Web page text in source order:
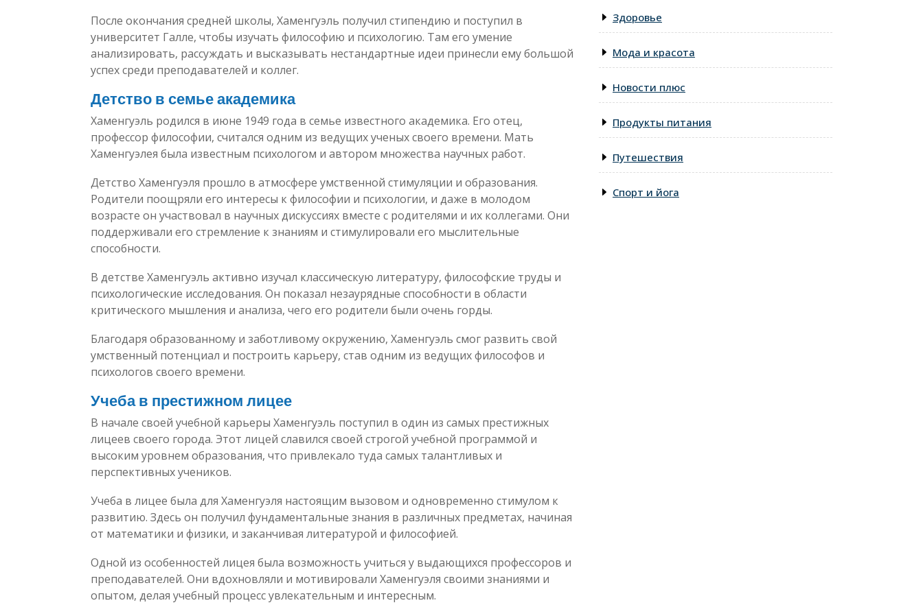
После окончания средней школы, Хаменгуэль получил стипендию и поступил в
университет Галле, чтобы изучать философию и психологию. Там его умение
анализировать, рассуждать и высказывать нестандартные идеи принесли ему большой
успех среди преподавателей и коллег.
Детство в семье академика
Хаменгуэль родился в июне 1949 года в семье известного академика. Его отец,
профессор философии, считался одним из ведущих ученых своего времени. Мать
Хаменгуэлея была известным психологом и автором множества научных работ.
Детство Хаменгуэля прошло в атмосфере умственной стимуляции и образования.
Родители поощряли его интересы к философии и психологии, и даже в молодом
возрасте он участвовал в научных дискуссиях вместе с родителями и их коллегами. Они
поддерживали его стремление к знаниям и стимулировали его мыслительные
способности.
В детстве Хаменгуэль активно изучал классическую литературу, философские труды и
психологические исследования. Он показал незаурядные способности в области
критического мышления и анализа, чего его родители были очень горды.
Благодаря образованному и заботливому окружению, Хаменгуэль смог развить свой
умственный потенциал и построить карьеру, став одним из ведущих философов и
психологов своего времени.
Учеба в престижном лицее
В начале своей учебной карьеры Хаменгуэль поступил в один из самых престижных
лицеев своего города. Этот лицей славился своей строгой учебной программой и
высоким уровнем образования, что привлекало туда самых талантливых и
перспективных учеников.
Учеба в лицее была для Хаменгуэля настоящим вызовом и одновременно стимулом к
развитию. Здесь он получил фундаментальные знания в различных предметах, начиная
от математики и физики, и заканчивая литературой и философией.
Одной из особенностей лицея была возможность учиться у выдающихся профессоров и
преподавателей. Они вдохновляли и мотивировали Хаменгуэля своими знаниями и
опытом, делая учебный процесс увлекательным и интересным.
Здоровье
Мода и красота
Новости плюс
Продукты питания
Путешествия
Спорт и йога